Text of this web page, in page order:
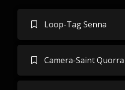
Loop-Tag Senna
Camera-Saint Quorra